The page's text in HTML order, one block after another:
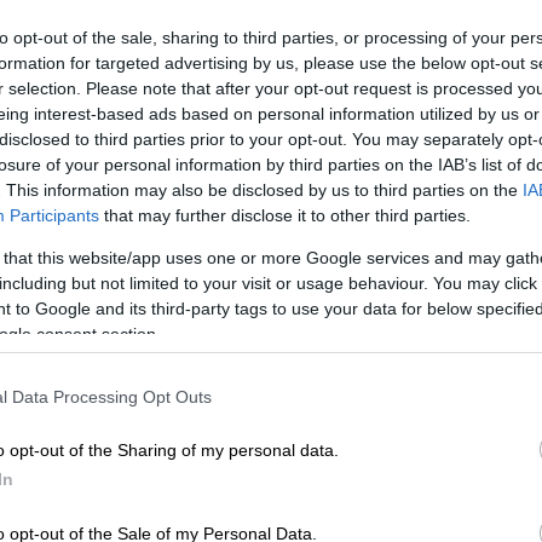
opt-out of the sale, sharing to third parties, or processing of your
for targeted advertising by us, please use the below opt-out
selection. Please note that after your opt-out request is processed
interest-based ads based on personal information utilized by us
to third parties prior to your opt-out. You may separately
of your personal information by third parties on the IAB’s list of
This information may also be disclosed by us to third parties on the
Participants that may further disclose it to other third parties.
that this website/app uses one or more Google services and may
but not limited to your visit or usage behaviour. You may
to Google and its third-party tags to use your data for below
consent section.
Data Processing Opt Outs
opt-out of the Sharing of my personal data.
opt-out of the Sale of my Personal Data.
μεγάλη προστασία - τουλάχιστον όση
ένα εμβόλιο mRNA», τόνισε ο κ. Σπαν,
εμβόλια που κυκλοφορούν στη Γερμανία
προστασία.
με τον συνδυασμό των δύο
πρώτου και δεύτερου εμβολιασμού
γεγονός το οποίο, όπως
να πετύχουν γρηγορότερα την πλήρη
ότι η δυνατότητα συνδυασμού θα
ελκυστικότερο και διαβεβαίωσε ότι
τα εμβόλια
καλύτερα θα είμαστε το φθινόπωρο.
με ικανοποιητική ταχύτητα»,
εξάπλωση της παραλλαγής «Δέλτα» του
«Οι διακοπές, έπειτα από τόσο καιρό
Ταυτόχρονα, πρέπει να είμαστε